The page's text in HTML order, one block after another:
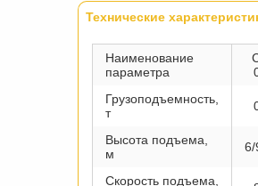
Tabs
Технические
Наименование
параметра
Грузоподъемность,
т
Высота подъема,
м
6/
Скорость подъема,